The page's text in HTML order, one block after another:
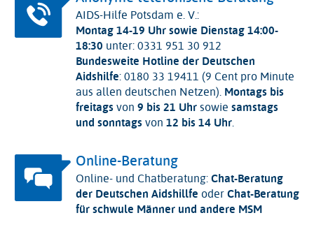
AIDS-Hilfe Potsdam e. V.:
Montag 14-19 Uhr sowie Dienstag 14:00-
18:30 unter: 0331 951 30 912
Bundesweite Hotline der Deutschen
Aidshilfe: 0180 33 19411 (9 Cent pro Minute
aus allen deutschen Netzen). Montags bis
freitags von 9 bis 21 Uhrsowie samstags
und sonntags von 12 bis 14 Uhr.
Online-Beratung
Online- und Chatberatung:Chat-Beratung
der Deutschen Aidshillfe oderChat-Beratung
für schwule Männer und andere MSM